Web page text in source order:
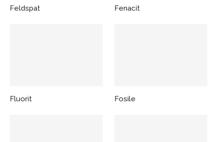
Feldspat Fenacit
Fluorit Fosile